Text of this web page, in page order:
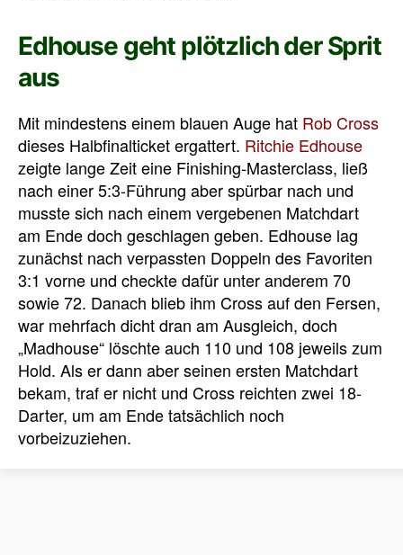
Edhouse geht plötzlich der Sprit
aus
Mit mindestens einem blauen Auge hat Rob Cross
dieses Halbfinalticket ergattert. Ritchie Edhouse
zeigte lange Zeit eine Finishing-Masterclass, ließ
nach einer 5:3-Führung aber spürbar nach und
musste sich nach einem vergebenen Matchdart
am Ende doch geschlagen geben. Edhouse lag
zunächst nach verpassten Doppeln des Favoriten
3:1 vorne und checkte dafür unter anderem 70
sowie 72. Danach blieb ihm Cross auf den Fersen,
war mehrfach dicht dran am Ausgleich, doch
„Madhouse“ löschte auch 110 und 108 jeweils zum
Hold. Als er dann aber seinen ersten Matchdart
bekam, traf er nicht und Cross reichten zwei 18-
Darter, um am Ende tatsächlich noch
vorbeizuziehen.